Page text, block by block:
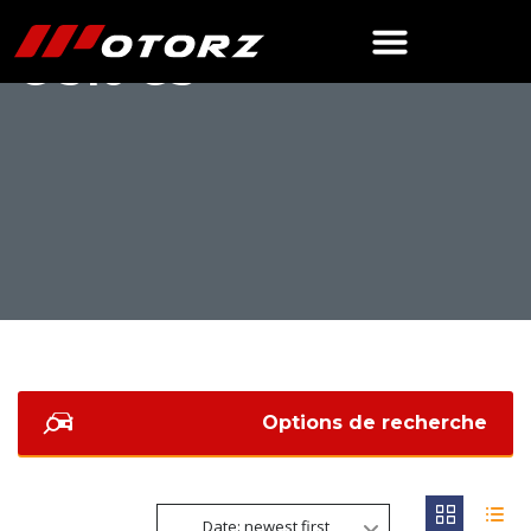
G 310 GS
Options de recherche
Date: newest first